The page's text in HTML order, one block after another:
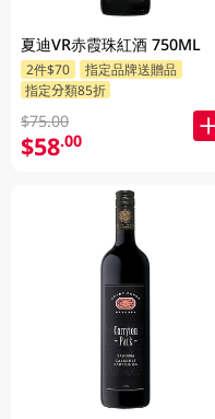
夏迪VR赤霞珠紅酒 750ML
2件$70
指定品牌送贈品
指定分類85折
$75.00
$58.00